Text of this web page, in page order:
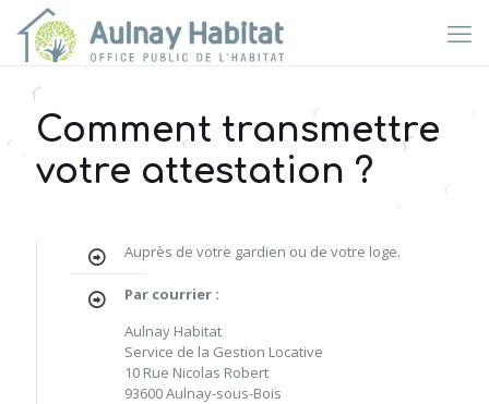
Comment transmettre
votre attestation ?
Auprès de votre gardien ou de votre loge.
Par courrier :
Aulnay Habitat
Service de la Gestion Locative
10 Rue Nicolas Robert
93600 Aulnay-sous-Bois